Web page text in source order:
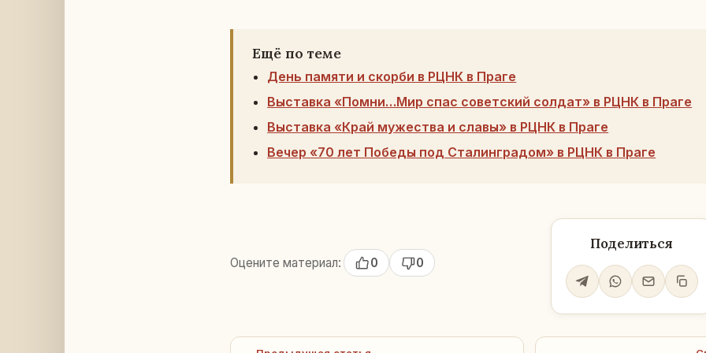
Ещё по теме
День памяти и скорби в РЦНК в Праге
Выставка «Помни…Мир спас советский солдат» в РЦНК в Праге
Выставка «Край мужества и славы» в РЦНК в Праге
Вечер «70 лет Победы под Сталинградом» в РЦНК в Праге
Оцените материал: 0 0
Поделиться